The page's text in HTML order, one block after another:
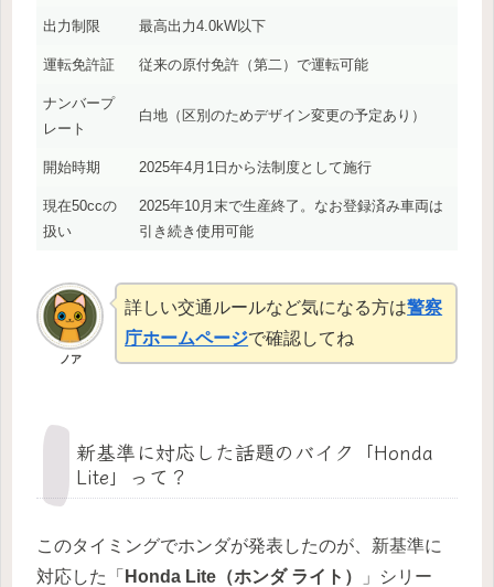
出力制限 最高出力4.0kW以下
運転免許証 従来の原付免許（第二）で運転可能
ナンバープ
レート
白地（区別のためデザイン変更の予定あり）
開始時期 2025年4月1日から法制度として施行
現在50ccの
扱い
2025年10月末で生産終了。なお登録済み車両は
引き続き使用可能
ノア
詳しい交通ルールなど気になる方は警察
庁ホームページで確認してね
新基準に対応した話題のバイク「Honda
Lite」って？
このタイミングでホンダが発表したのが、新基準に
対応した「 Honda Lite（ホンダ ライト）
」シリー